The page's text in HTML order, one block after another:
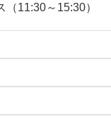
11:30～15:30）